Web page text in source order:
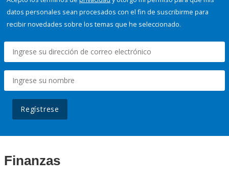
datos personales sean procesados con el fin de suscribirme para
recibir novedades sobre los temas que he seleccionado.
Regístrese
Finanzas